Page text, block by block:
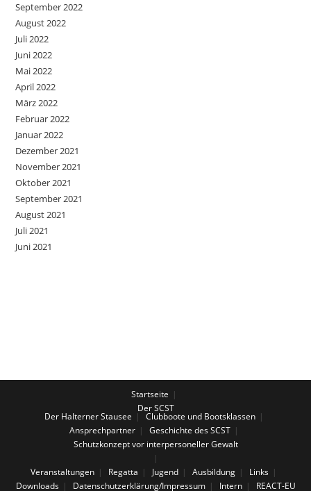
September 2022
August 2022
Juli 2022
Juni 2022
Mai 2022
April 2022
März 2022
Februar 2022
Januar 2022
Dezember 2021
November 2021
Oktober 2021
September 2021
August 2021
Juli 2021
Juni 2021
Startseite
Der SCST
Der Halterner Stausee
Clubboote und Bootsklassen
Ansprechpartner
Geschichte des SCST
Schutzkonzept vor interpersoneller Gewalt
Veranstaltungen Regatta Jugend Ausbildung
Links
Downloads
Datenschutzerklärung/Impressum Intern REACT-EU